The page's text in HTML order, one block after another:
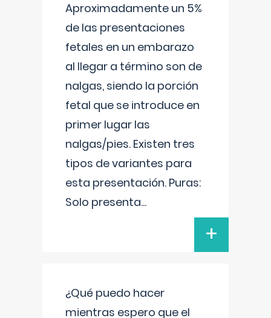
Aproximadamente un 5%
de las presentaciones
fetales en un embarazo
al llegar a término son de
nalgas, siendo la porción
fetal que se introduce en
primer lugar las
nalgas/pies. Existen tres
tipos de variantes para
esta presentación. Puras:
Solo presenta...
+
¿Qué puedo hacer
mientras espero que el